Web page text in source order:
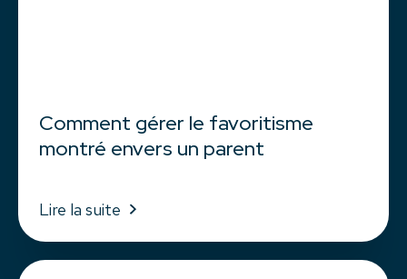
Comment gérer le favoritisme
montré envers un parent
Lire la suite